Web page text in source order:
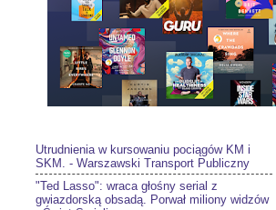
Utrudnienia w kursowaniu pociągów KM i
SKM. - Warszawski Transport Publiczny
"Ted Lasso": wraca głośny serial z
gwiazdorską obsadą. Porwał miliony widzów